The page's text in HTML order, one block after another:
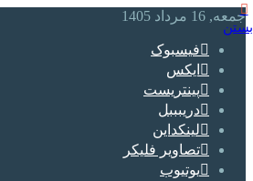
جمعه, 16 مرداد 1405
فیسبوک
ایکس
پینتریست
دریبببل
لینکداین
تصاویر فلیکر
یوتیوب
بستن